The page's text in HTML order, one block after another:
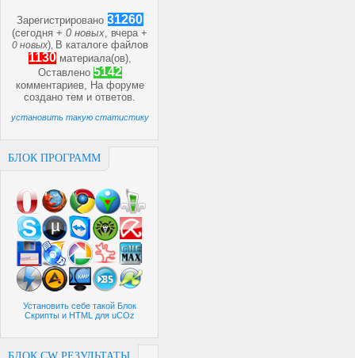
Зарегистрировано 31260
(сегодня +0 новых, вчера +
0 новых) В каталоге файлов
1130 материала(ов),
Оставлено 5142
комментариев, На форуме
созданотем иответов.
установить такую статистику
БЛОК ПРОГРАММ
Установить себе такой Блок
Скрипты и HTML для uCOz